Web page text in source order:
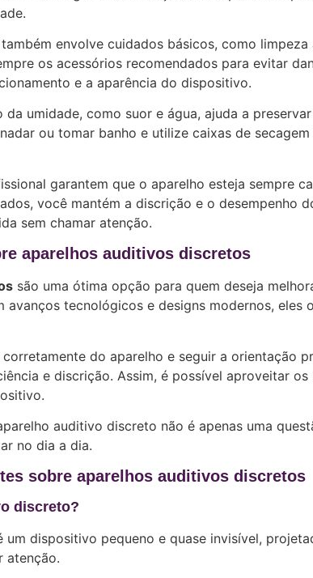
envolve cuidados básicos, como limpeza
os acessórios recomendados para evitar
e a aparência do dispositivo.
umidade, como suor e água, ajuda a
ou tomar banho e utilize caixas de
garantem que o aparelho esteja sempre
você mantém a discrição e o desempenho
sem chamar atenção.
aparelhos auditivos discretos
são uma ótima opção para quem deseja
avanços tecnológicos e designs modernos, eles
do aparelho e seguir a orientação
e discrição. Assim, é possível aproveitar
auditivo discreto não é apenas uma
no dia a dia.
sobre aparelhos auditivos discretos
discreto?
dispositivo pequeno e quase invisível,
atenção.